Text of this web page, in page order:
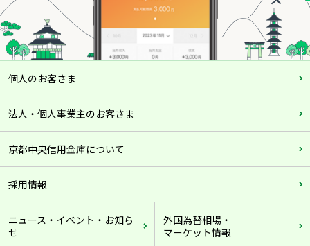
個人のお客さま
法人・個人事業主のお客さま
京都中央信用金庫について
採用情報
ニュース・イベント・お知ら
せ
外国為替相場・
マーケット情報